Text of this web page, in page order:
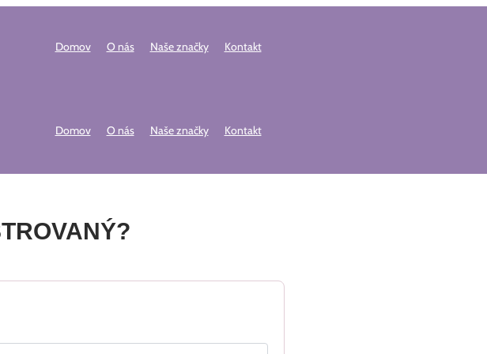
Domov O nás Naše značky Kontakt
Domov O nás Naše značky Kontakt